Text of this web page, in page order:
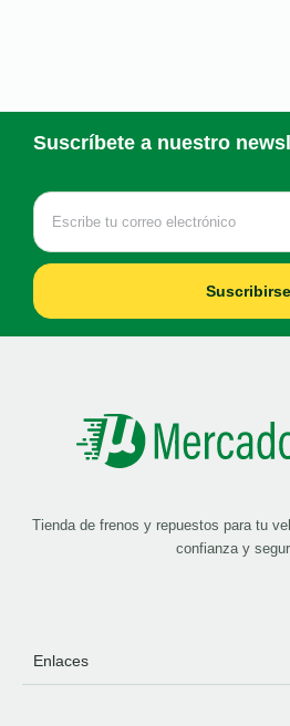
Suscríbete a nuestro
Suscribirse
Tienda de frenos y repuestos para tu
confianza y
Enlaces